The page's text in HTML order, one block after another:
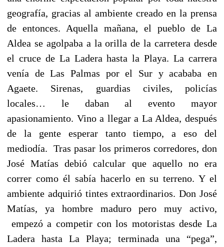
geografía, gracias al ambiente creado en la prensa
de entonces. Aquella mañana, el pueblo de La
Aldea se agolpaba a la orilla de la carretera desde
el cruce de La Ladera hasta la Playa. La carrera
venía de Las Palmas por el Sur y acababa en
Agaete. Sirenas, guardias civiles, policías
locales… le daban al evento mayor
apasionamiento. Vino a llegar a La Aldea, después
de la gente esperar tanto tiempo, a eso del
mediodía. Tras pasar los primeros corredores, don
José Matías debió calcular que aquello no era
correr como él sabía hacerlo en su terreno. Y el
ambiente adquirió tintes extraordinarios. Don José
Matías, ya hombre maduro pero muy activo,
empezó a competir con los motoristas desde La
Ladera hasta La Playa; terminada una “pega”,